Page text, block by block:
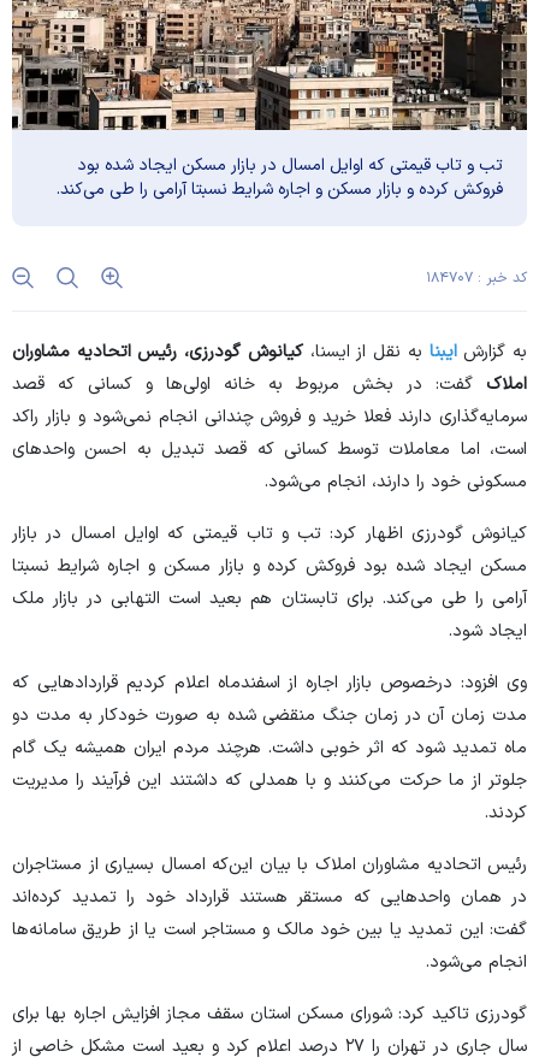
تب و تاب قیمتی که اوایل امسال در بازار مسکن ایجاد شده بود
فروکش کرده و بازار مسکن و اجاره شرایط نسبتا آرامی را طی می‌کند.
کد خبر : ۱۸۴۷۰۷
به گزارشایبنا به نقل از ایسنا،کیانوش گودرزی، رئیس اتحادیه مشاوران
املاک گفت: در بخش مربوط به خانه اولی‌ها و کسانی که قصد
سرمایه‌گذاری دارند فعلا خرید و فروش چندانی انجام نمی‌شود و بازار راکد
است، اما معاملات توسط کسانی که قصد تبدیل به احسن واحد‌های
مسکونی خود را دارند، انجام می‌شود.
کیانوش گودرزی اظهار کرد: تب و تاب قیمتی که اوایل امسال در بازار
مسکن ایجاد شده بود فروکش کرده و بازار مسکن و اجاره شرایط نسبتا
آرامی را طی می‌کند. برای تابستان هم بعید است التهابی در بازار ملک
ایجاد شود.
وی افزود: درخصوص بازار اجاره از اسفندماه اعلام کردیم قرارداد‌هایی که
مدت زمان آن در زمان جنگ منقضی شده به صورت خودکار به مدت دو
ماه تمدید شود که اثر خوبی داشت. هرچند مردم ایران همیشه یک گام
جلوتر از ما حرکت می‌کنند و با همدلی که داشتند این فرآیند را مدیریت
کردند.
رئیس اتحادیه مشاوران املاک با بیان این‌که امسال بسیاری از مستاجران
در همان واحد‌هایی که مستقر هستند قرارداد خود را تمدید کرده‌اند
گفت: این تمدید یا بین خود مالک و مستاجر است یا از طریق سامانه‌ها
انجام می‌شود.
گودرزی تاکید کرد: شورای مسکن استان سقف مجاز افزایش اجاره بها برای
سال جاری در تهران را ۲۷ درصد اعلام کرد و بعید است مشکل خاصی از